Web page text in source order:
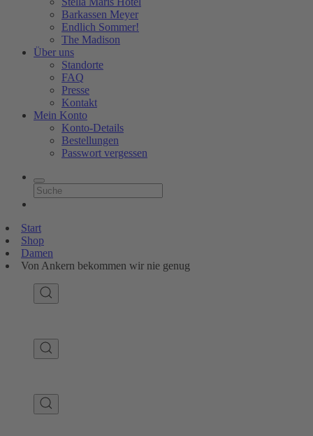
Barkassen Meyer
Endlich Sommer!
The Madison
Über uns
Standorte
FAQ
Presse
Kontakt
Mein Konto
Konto-Details
Bestellungen
Passwort vergessen
Start
Shop
Damen
Von Ankern bekommen wir nie genug